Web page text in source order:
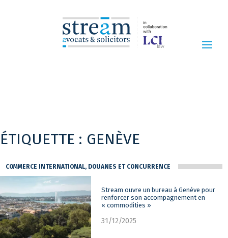
ÉTIQUETTE : GENÈVE
COMMERCE INTERNATIONAL, DOUANES ET CONCURRENCE
Stream ouvre un bureau à Genève pour
renforcer son accompagnement en
« commodities »
31/12/2025